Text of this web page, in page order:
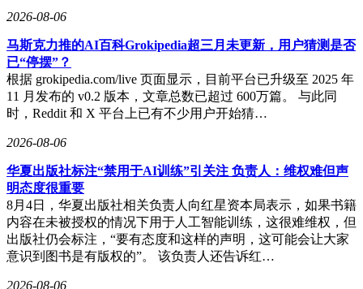
2026-08-06
马斯克力推的AI百科Grokipedia超三月未更新，用户猜测是否
已“停摆”？
根据 grokipedia.com/live 页面显示，目前平台已升级至 2025 年
11 月发布的 v0.2 版本，文章总数已超过 600万篇。 与此同
时，Reddit 和 X 平台上已有不少用户开始猜…
2026-08-06
华夏出版社标注“禁用于AI训练”引关注 负责人：维权难但声
明态度很重要
8月4日，华夏出版社相关负责人向红星资本局表示，如果书籍
内容在未被授权的情况下用于人工智能训练，这很难维权，但
出版社仍会标注，“要有态度和这样的声明，这可能会让大家
意识到图书是有版权的”。 该负责人还告诉红…
2026-08-06